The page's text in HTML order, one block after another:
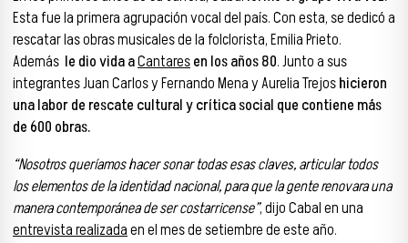
Esta fue la primera agrupación vocal del país. Con esta, se dedicó a
rescatar las obras musicales de la folclorista, Emilia Prieto.
Además le dio vida aCantaresen los años 80. Junto a sus
integrantes Juan Carlos y Fernando Mena y Aurelia Trejoshicieron
una labor de rescate cultural y crítica social que contiene más
de 600 obras.
“Nosotros queríamos hacer sonar todas esas claves, articular todos
los elementos de la identidad nacional, para que la gente renovara una
manera contemporánea de ser costarricense”, dijo Cabal en una
entrevista realizadaen el mes de setiembre de este año.